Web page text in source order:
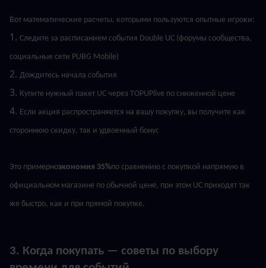
Вот математические расчеты, которыми пользуются опытные игроки:
1. Следите за расписанием события Double UC (форумы сообщества,
социальные сети PUBG Mobile)
2. Дождитесь начала события
3. Купите нужный пакет UC через TOPUPlive по сниженной цене
4. Если акция распространяется на вашу покупку, вы получите как
стороннюю скидку, так и удвоенный бонус
Это примерноэкономия 35%по сравнению с покупкой напрямую в
официальном магазине по обычной цене, при этом UC приходят так
же быстро, как и при прямой покупке.
3. Когда покупать — советы по выбору